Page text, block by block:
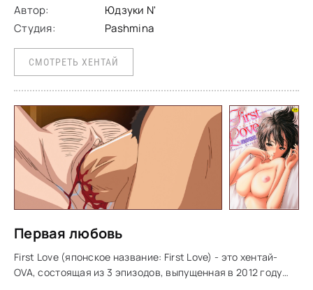
Автор:
Юдзуки N'
Студия:
Pashmina
СМОТРЕТЬ ХЕНТАЙ
Первая любовь
First Love (японское название: First Love) - это хентай-
OVA, состоящая из 3 эпизодов, выпущенная в 2012 году